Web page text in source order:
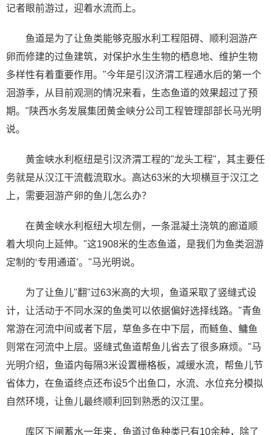
记者眼前游过，迎着水流而上。
鱼道是为了让鱼类能够克服水利工程阻碍、顺利洄游产
卵而修建的过鱼建筑，对保护水生生物的栖息地、维护生物
多样性有着重要作用。"今年是引汉济渭工程通水后的第一个
洄游季，从目前观测的情况来看，生态鱼道的效果超过了预
期。"陕西水务发展集团黄金峡分公司工程管理部部长马光明
说。
黄金峡水利枢纽是引汉济渭工程的"龙头工程"，其主要任
务就是从汉江干流截流取水。高达63米的大坝横亘于汉江之
上，需要洄游产卵的鱼儿怎么办？
在黄金峡水利枢纽大坝左侧，一条混凝土浇筑的廊道顺
着大坝向上延伸。"这1908米的生态鱼道，是我们为鱼类洄游
定制的‘专用通道’。"马光明说。
为了让鱼儿"翻"过63米高的大坝，鱼道采取了竖缝式设
计，让活动于不同水深的鱼类可以依据偏好选择线路。"青鱼
常游在河流中间或者下层，草鱼多在中下层，而鲢鱼、鳙鱼
则常在河流中上层。竖缝式鱼道帮鱼儿省去了很多麻烦。"马
光明介绍，鱼道内每隔3米设置栅格板，减缓水流，帮鱼儿节
省体力，在鱼道终点还布设5个出鱼口，水流、水位充分模拟
自然环境，让鱼儿最终顺利回到熟悉的汉江里。
库区下闸蓄水一年来，鱼道过鱼种类已有10余种，除了